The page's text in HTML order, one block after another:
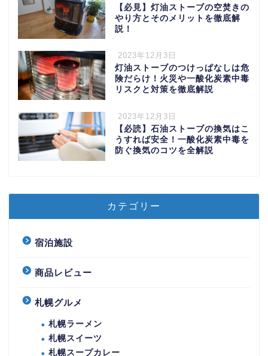
【必見】灯油ストーブの空焚きの
やり方とそのメリットを徹底解
説！
2023年12月3日
灯油ストーブのつけっぱなしは危
険だらけ！火災や一酸化炭素中毒
リスクと対策を徹底解説
2023年12月3日
【必読】石油ストーブの換気はこ
うすれば安全！一酸化炭素中毒を
防ぐ換気のコツを全解説
カテゴリー
宿泊施設
商品レビュー
札幌グルメ
札幌ラーメン
札幌スイーツ
札幌スープカレー